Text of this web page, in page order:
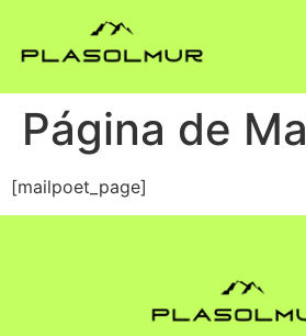
Página de
[mailpoet_page]